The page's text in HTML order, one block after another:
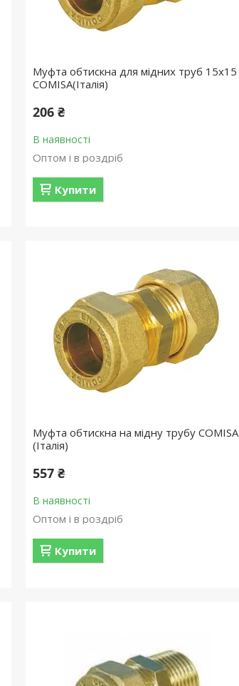
Муфта обтискна для мідних труб 15х15
COMISA(Італія)
206 ₴
В наявності
Оптом і в роздріб
Купити
Муфта обтискна на мідну трубу COMISA
(Італія)
557 ₴
В наявності
Оптом і в роздріб
Купити